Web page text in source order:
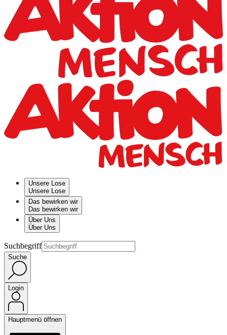
Unsere Lose
Unsere Lose
Das bewirken wir
Das bewirken wir
Über Uns
Über Uns
Suchbegriff
Suche
Login
Hauptmenü öffnen